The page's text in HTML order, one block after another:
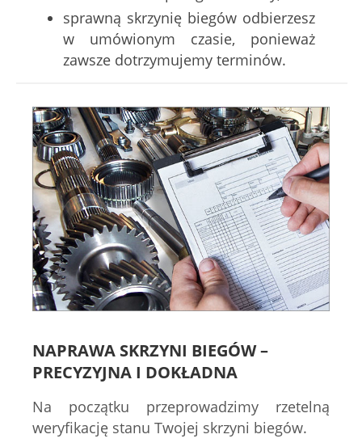
sprawną skrzynię biegów odbierzesz
w umówionym czasie, ponieważ
zawsze dotrzymujemy terminów.
NAPRAWA SKRZYNI BIEGÓW –
PRECYZYJNA I DOKŁADNA
Na początku przeprowadzimy rzetelną
weryfikację stanu Twojej skrzyni biegów.